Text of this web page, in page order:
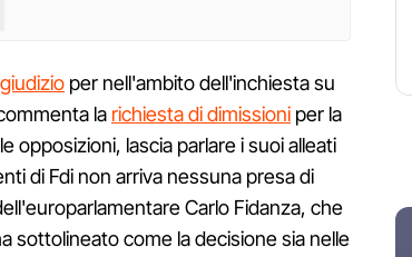
per nell'ambito dell'inchiesta su
la richiesta di dimissioni per la
opposizioni, lascia parlare i suoi alleati
di Fdi non arriva nessuna presa di
Carlo Fidanza, che
sottolineato come la decisione sia nelle